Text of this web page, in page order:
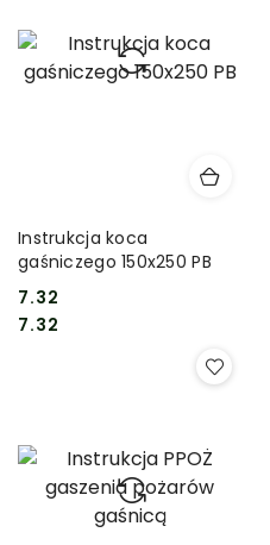
Instrukcja koca
gaśniczego 150x250 PB
Cena:
7.32
Cena:
7.32